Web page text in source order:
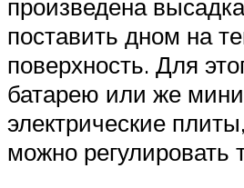
произведена
поставить дном на
поверхность. Для
батарею или же
электрические
можно регулировать